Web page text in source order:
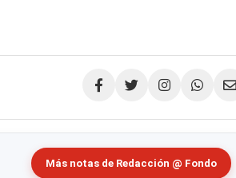
Compartir
Más notas de Redacción @ Fondo